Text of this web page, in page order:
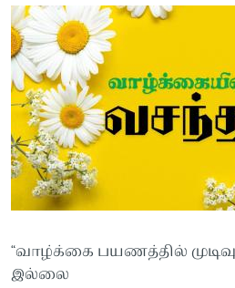
“வாழ்க்கை பயணத்தில்
இல்லை